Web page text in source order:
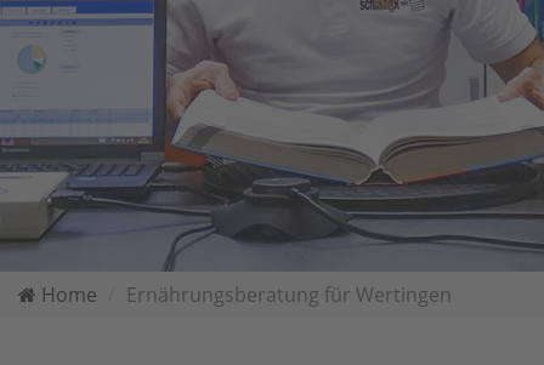
Home Ernährungsberatung für Wertingen